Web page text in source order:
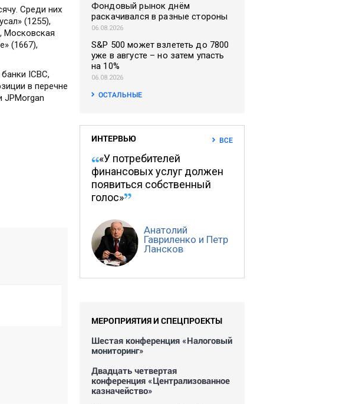
Среди них
(1255),
Московская
(1667),
ICBC,
в перечне
JPMorgan
Фондовый рынок днём
раскачивался в разные стороны
06.08.2026
S&P 500 может взлететь до 7800
уже в августе – но затем упасть
на 10%
06.08.2026
ОСТАЛЬНЫЕ
ИНТЕРВЬЮ ВСЕ
«У потребителей
финансовых услуг должен
появиться собственный
голос»
Анатолий
Гавриленко и Петр
Лансков
МЕРОПРИЯТИЯ И СПЕЦПРОЕКТЫ
Шестая конференция «Налоговый
мониторинг»
Двадцать четвертая
конференция «Централизованное
казначейство»